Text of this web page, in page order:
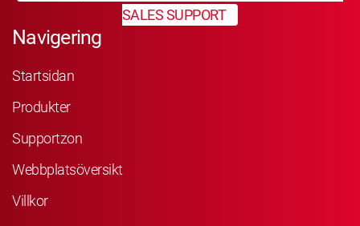
SALES SUPPORT
Navigering
Startsidan
Produkter
Supportzon
Webbplatsöversikt
Villkor